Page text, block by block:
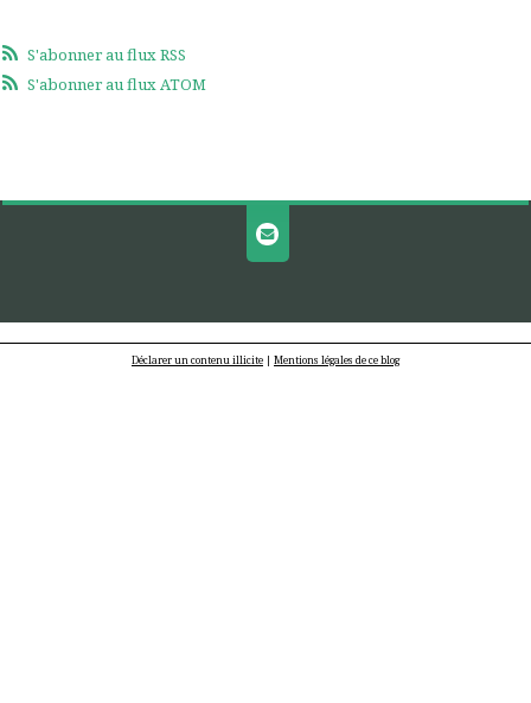
S'abonner au flux RSS
S'abonner au flux ATOM
Déclarer un contenu illicite | Mentions légales de ce blog